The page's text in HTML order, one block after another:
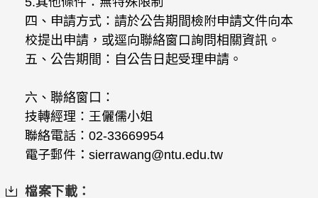
四、申請方式：請於公告期間檢附申請文件向本
校提出申請，或逕向聯絡窗口詢問相關資訊。
五、公告期間：自公告日起受理申請。
六、聯絡窗口：
技轉經理：王儷儒小姐
聯絡電話：02-33669954
電子郵件：sierrawang@ntu.edu.tw
檔案下載：